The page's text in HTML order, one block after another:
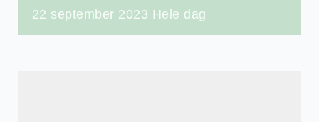
22 september 2023 Hele dag